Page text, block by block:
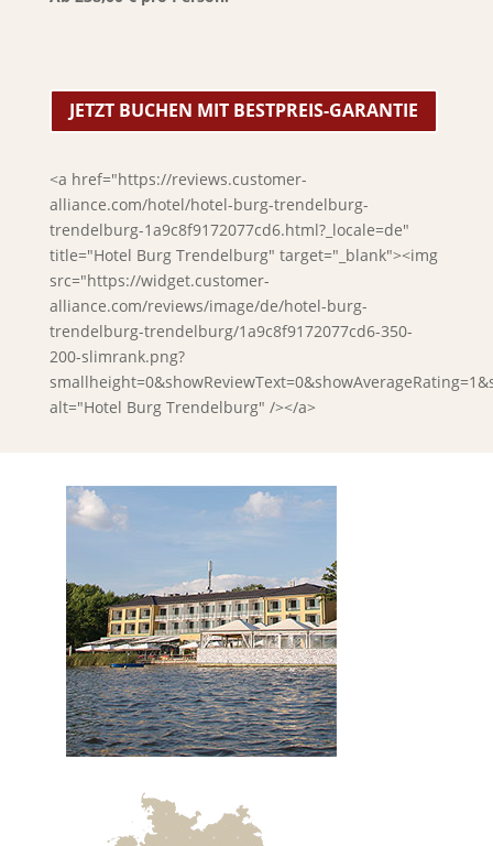
JETZT BUCHEN MIT BESTPREIS-GARANTIE
<a href="https://reviews.customer-
alliance.com/hotel/hotel-burg-trendelburg-
trendelburg-1a9c8f9172077cd6.html?_locale=de"
title="Hotel Burg Trendelburg" target="_blank"><img
src="https://widget.customer-
alliance.com/reviews/image/de/hotel-burg-
trendelburg-trendelburg/1a9c8f9172077cd6-350-
200-slimrank.png?
alt="Hotel Burg Trendelburg" /></a>